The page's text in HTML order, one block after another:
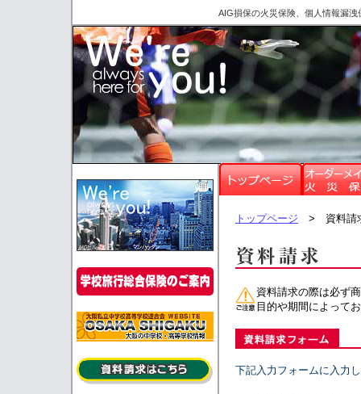
AIG損保の火災保険、個人情報漏
トップページ > 資料請
資料請求の際は必ず
目的や期間によって
下記入力フォームに入力